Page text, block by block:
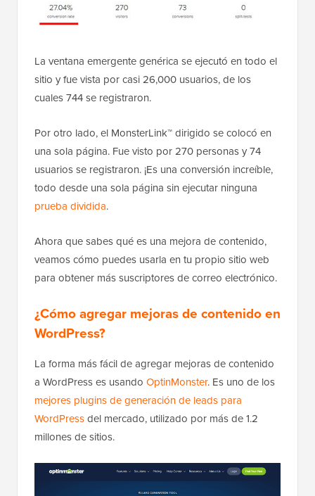
La ventana emergente genérica se ejecutó en todo el
sitio y fue vista por casi 26,000 usuarios, de los
cuales 744 se registraron.
Por otro lado, el MonsterLink™ dirigido se colocó en
una sola página. Fue visto por 270 personas y 74
usuarios se registraron. ¡Es una conversión increíble,
todo desde una sola página sin ejecutar ninguna
prueba dividida.
Ahora que sabes qué es una mejora de contenido,
veamos cómo puedes usarla en tu propio sitio web
para obtener más suscriptores de correo electrónico.
¿Cómo agregar mejoras de contenido en
WordPress?
La forma más fácil de agregar mejoras de contenido
a WordPress es usando OptinMonster. Es uno de los
mejores plugins de generación de leads para
WordPressdel mercado, utilizado por más de 1.2
millones de sitios.